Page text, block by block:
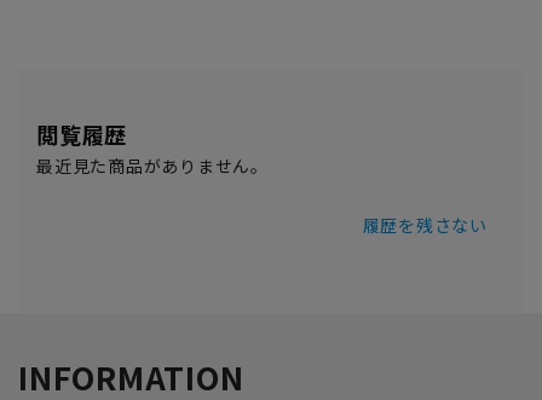
閲覧履歴
最近見た商品がありません。
履歴を残さない
INFORMATION